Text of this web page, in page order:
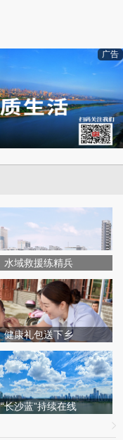
广告
水域救援练精兵
健康礼包送下乡
“长沙蓝”持续在线